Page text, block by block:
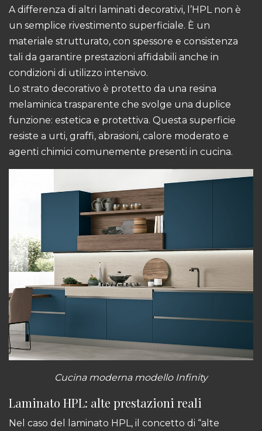
A differenza di altri laminati decorativi, l’HPL non è
un semplice rivestimento superficiale. È un
materiale strutturato, con spessore e consistenza
tali da garantire prestazioni affidabili anche in
condizioni di utilizzo intensivo.
Lo strato decorativo è protetto da una resina
melaminica trasparente che svolge una duplice
funzione: estetica e protettiva. Questa superficie
resiste a urti, graffi, abrasioni, calore moderato e
agenti chimici comunemente presenti in cucina.
Cucina moderna modello Infinity
Laminato HPL: alte prestazioni reali
Nel caso del laminato HPL, il concetto di “alte